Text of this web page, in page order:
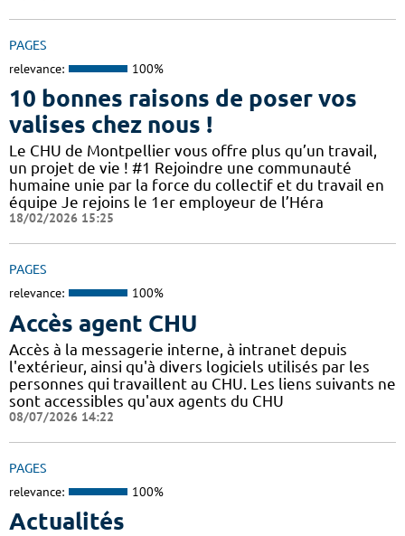
PAGES
relevance: 100%
10 bonnes raisons de poser vos
valises chez nous !
Le CHU de Montpellier vous offre plus qu’un travail,
un projet de vie ! #1 Rejoindre une communauté
humaine unie par la force du collectif et du travail en
équipe Je rejoins le 1er employeur de l’Héra
18/02/2026 15:25
PAGES
relevance: 100%
Accès agent CHU
Accès à la messagerie interne, à intranet depuis
l'extérieur, ainsi qu'à divers logiciels utilisés par les
personnes qui travaillent au CHU. Les liens suivants ne
sont accessibles qu'aux agents du CHU
08/07/2026 14:22
PAGES
relevance: 100%
Actualités